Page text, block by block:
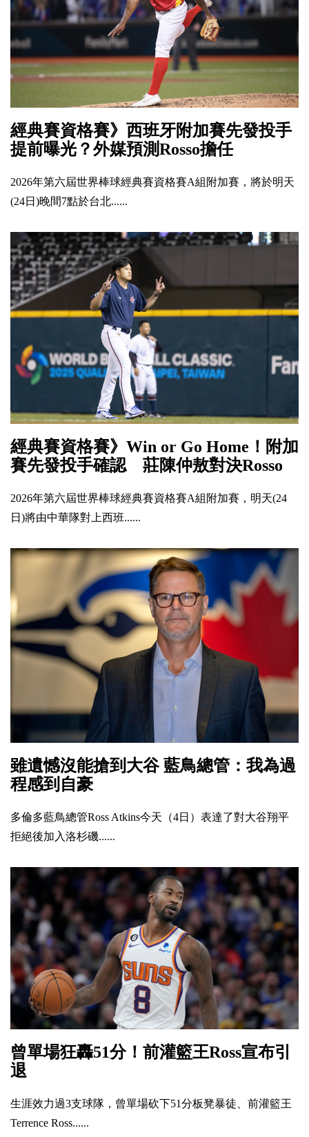
經典賽資格賽》西班牙附加賽先發投手
提前曝光？外媒預測Rosso擔任
2026年第六屆世界棒球經典賽資格賽A組附加賽，將於明天
(24日)晚間7點於台北......
經典賽資格賽》Win or Go Home！附加
賽先發投手確認 莊陳仲敖對決Rosso
2026年第六屆世界棒球經典賽資格賽A組附加賽，明天(24
日)將由中華隊對上西班......
雖遺憾沒能搶到大谷 藍鳥總管：我為過
程感到自豪
多倫多藍鳥總管Ross Atkins今天（4日）表達了對大谷翔平
拒絕後加入洛杉磯......
曾單場狂轟51分！前灌籃王Ross宣布引
退
生涯效力過3支球隊，曾單場砍下51分板凳暴徒、前灌籃王
Terrence Ross......